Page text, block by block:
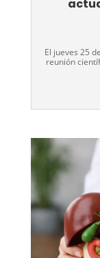
El jueves 25
reunión